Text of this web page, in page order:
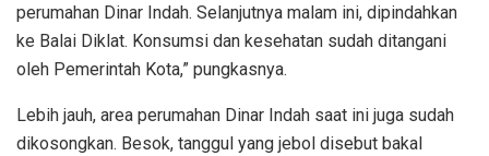
perumahan Dinar Indah. Selanjutnya malam ini, dipindahkan
ke Balai Diklat. Konsumsi dan kesehatan sudah ditangani
oleh Pemerintah Kota,” pungkasnya.
Lebih jauh, area perumahan Dinar Indah saat ini juga sudah
dikosongkan. Besok, tanggul yang jebol disebut bakal